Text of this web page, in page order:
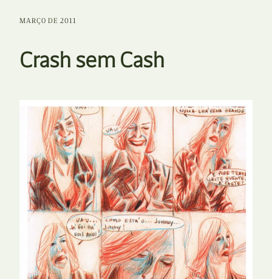
MARÇO DE 2011
Crash sem Cash